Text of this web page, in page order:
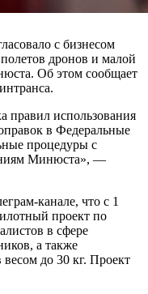
с бизнесом
дронов и малой
Об этом сообщает
правил использования
в Федеральные
процедуры с
Минюста», —
канале, что с 1
проект по
в сфере
а также
весом до 30 кг. Проект